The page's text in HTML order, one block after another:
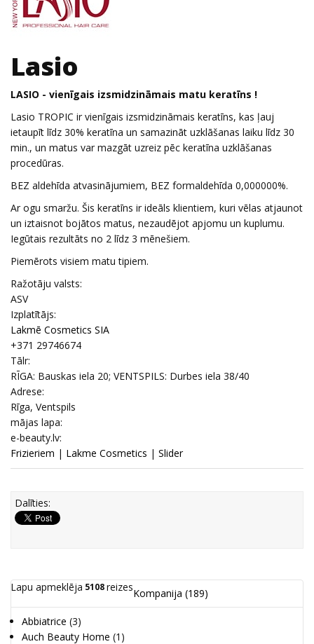
Lasio
LASIO - vienīgais izsmidzināmais matu keratīns !
Lasio TROPIC ir vienīgais izsmidzināmais keratīns, kas ļauj
ietaupīt līdz 30% keratīna un samazināt uzklāšanas laiku līdz 30
min., un matus var mazgāt uzreiz pēc keratīna uzklāšanas
procedūras.
BEZ aldehīda atvasinājumiem, BEZ formaldehīda 0,000000%.
Ar ogu smaržu. Šis keratīns ir ideāls klientiem, kuri vēlas atjaunot
un iztaisnot bojātos matus, nezaudējot apjomu un kuplumu.
Iegūtais rezultāts no 2 līdz 3 mēnešiem.
Piemērots visiem matu tipiem.
Ražotāju valsts:
ASV
Izplatītājs:
Lakmē Cosmetics SIA
+371 29746674
Tālr:
RĪGA: Bauskas iela 20; VENTSPILS: Durbes iela 38/40
Adrese:
Rīga, Ventspils
mājas lapa:
e-beauty.lv:
Frizieriem | Lakme Cosmetics | Slider
Dalīties:
Lapu apmeklēja 5108reizesKompanija (189)
Abbiatrice (3)
Auch Beauty Home (1)